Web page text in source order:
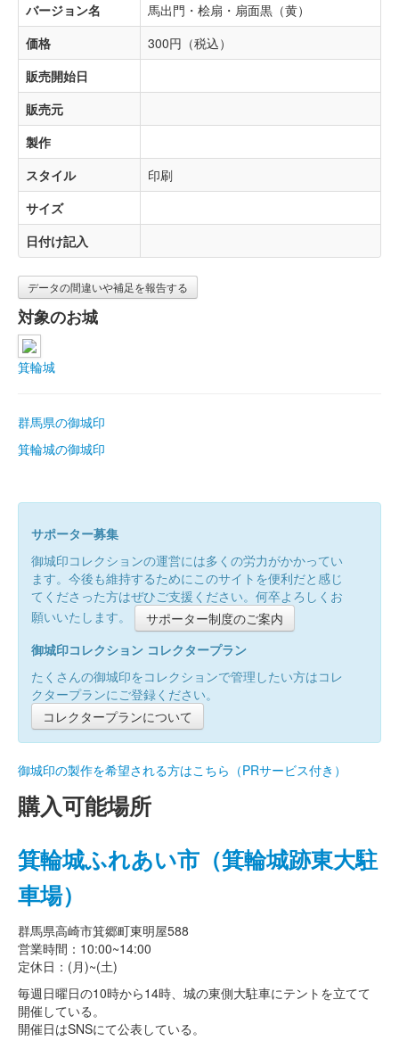
バージョン名
馬出門・桧扇・扇面黒（黄）
価格
300円（税込）
販売開始日
販売元
製作
スタイル
印刷
サイズ
日付け記入
データの間違いや補足を報告する
対象のお城
箕輪城
群馬県の御城印
箕輪城の御城印
サポーター募集
御城印コレクションの運営には多くの労力がかかってい
ます。今後も維持するためにこのサイトを便利だと感じ
てくださった方はぜひご支援ください。何卒よろしくお
願いいたします。
サポーター制度のご案内
御城印コレクション コレクタープラン
たくさんの御城印をコレクションで管理したい方はコレ
クタープランにご登録ください。
コレクタープランについて
御城印の製作を希望される方はこちら（PRサービス付き）
購入可能場所
箕輪城ふれあい市（箕輪城跡東大駐
車場）
群馬県高崎市箕郷町東明屋588
営業時間：10:00~14:00
定休日：(月)~(土)
毎週日曜日の10時から14時、城の東側大駐車にテントを立てて
開催している。
開催日はSNSにて公表している。